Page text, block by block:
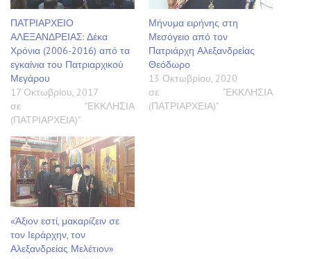
ΠΑΤΡΙΑΡΧΕΙΟ
ΑΛΕΞΑΝΔΡΕΙΑΣ: Δέκα
Χρόνια (2006-2016) από τα
εγκαίνια του Πατριαρχικού
Μεγάρου
17 Οκτωβρίου, 2017
σε "ΕΚΚΛΗΣΙΑ
(ΠΑΤΡΙΑΡΧΕΙΑ)"
Μήνυμα ειρήνης στη
Μεσόγειο από τον
Πατριάρχη Αλεξανδρείας
Θεόδωρο
13 Οκτωβρίου, 2020
σε "ΕΚΚΛΗΣΙΑ
(ΠΑΤΡΙΑΡΧΕΙΑ)"
«Άξιον εστί, μακαρίζειν σε
τον Ιεράρχην, τον
Αλεξανδρείας Μελέτιον»